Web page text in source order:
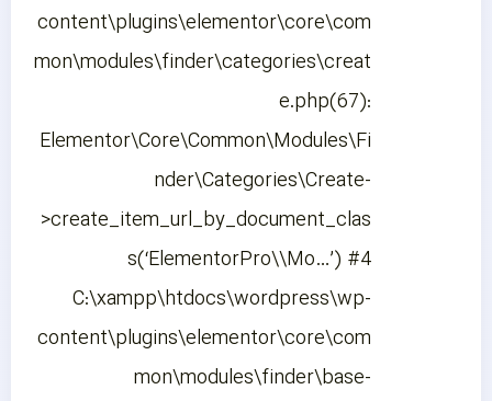
content\plugins\elementor\core\com
mon\modules\finder\categories\creat
e.php(67):
Elementor\Core\Common\Modules\Fi
nder\Categories\Create-
>create_item_url_by_document_clas
s(‘ElementorPro\\Mo…’) #4
C:\xampp\htdocs\wordpress\wp-
content\plugins\elementor\core\com
mon\modules\finder\base-